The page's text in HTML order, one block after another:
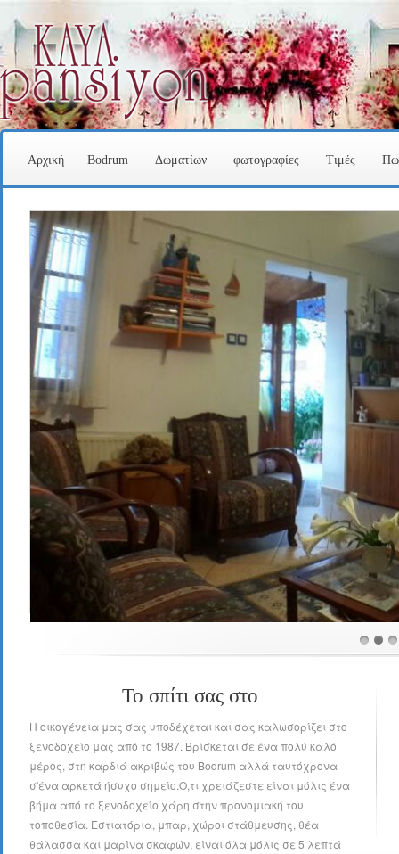
Αρχική Bodrum Δωματίων φωτογραφίες Τιμές
Το σπίτι σας στο
H οικογένεια μας σας υποδέχεται και σας καλωσορίζει στο
ξενοδοχείο μας από το 1987. Βρίσκεται σε ένα πολύ καλό
μέρος, στη καρδιά ακριβώς του Βοdrum αλλά ταυτόχρονα
σ'ένα αρκετά ήσυχο σημείο.O,τι χρειάζεστε είναι μόλις ένα
βήμα από το ξενοδοχείο χάρη στην προνομιακή του
τοποθεσία. Εστιατόρια, μπαρ, χώροι στάθμευσης, θέα
θάλασσα και μαρίνα σκαφών, είναι όλα μόλις σε 5 λεπτά